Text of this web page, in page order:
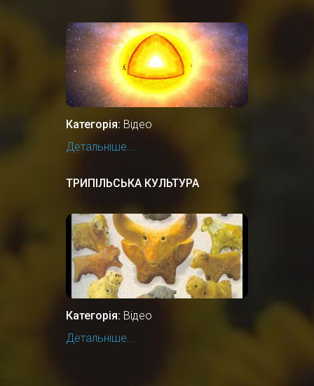
Категорія: Відео
Детальніше...
ТРИПІЛЬСЬКА КУЛЬТУРА
Категорія: Відео
Детальніше...